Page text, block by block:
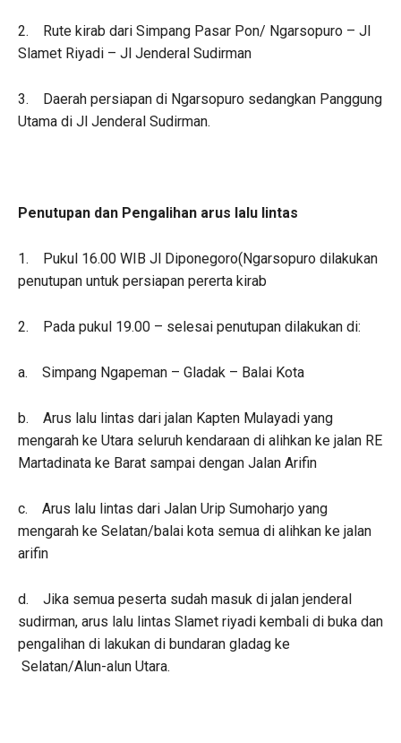
2. Rute kirab dari Simpang Pasar Pon/ Ngarsopuro – Jl
Slamet Riyadi – Jl Jenderal Sudirman
3. Daerah persiapan di Ngarsopuro sedangkan Panggung
Utama di Jl Jenderal Sudirman.
Penutupan dan Pengalihan arus lalu lintas
1. Pukul 16.00 WIB Jl Diponegoro(Ngarsopuro dilakukan
penutupan untuk persiapan pererta kirab
2. Pada pukul 19.00 – selesai penutupan dilakukan di:
a. Simpang Ngapeman – Gladak – Balai Kota
b. Arus lalu lintas dari jalan Kapten Mulayadi yang
mengarah ke Utara seluruh kendaraan di alihkan ke jalan RE
Martadinata ke Barat sampai dengan Jalan Arifin
c. Arus lalu lintas dari Jalan Urip Sumoharjo yang
mengarah ke Selatan/balai kota semua di alihkan ke jalan
arifin
d. Jika semua peserta sudah masuk di jalan jenderal
sudirman, arus lalu lintas Slamet riyadi kembali di buka dan
pengalihan di lakukan di bundaran gladag ke
Selatan/Alun-alun Utara.